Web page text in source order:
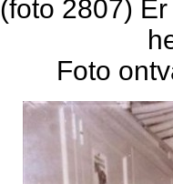
(foto 2807)
Foto